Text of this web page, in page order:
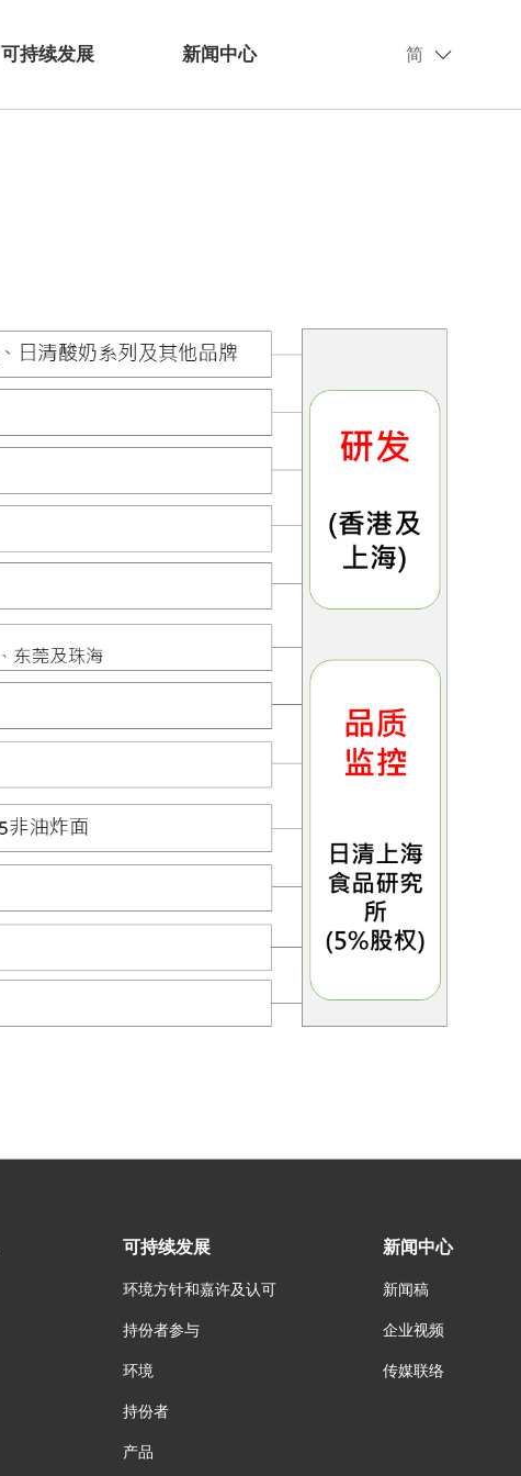
可持续发展 新闻中心 简
可持续发展
环境方针和嘉许及认可
持份者参与
环境
持份者
产品
新闻中心
新闻稿
企业视频
传媒联络